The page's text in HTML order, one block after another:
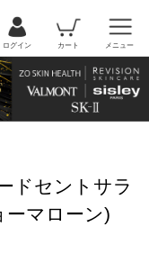
ログイン カート メニュー
ドセントサラ
ーマローン)